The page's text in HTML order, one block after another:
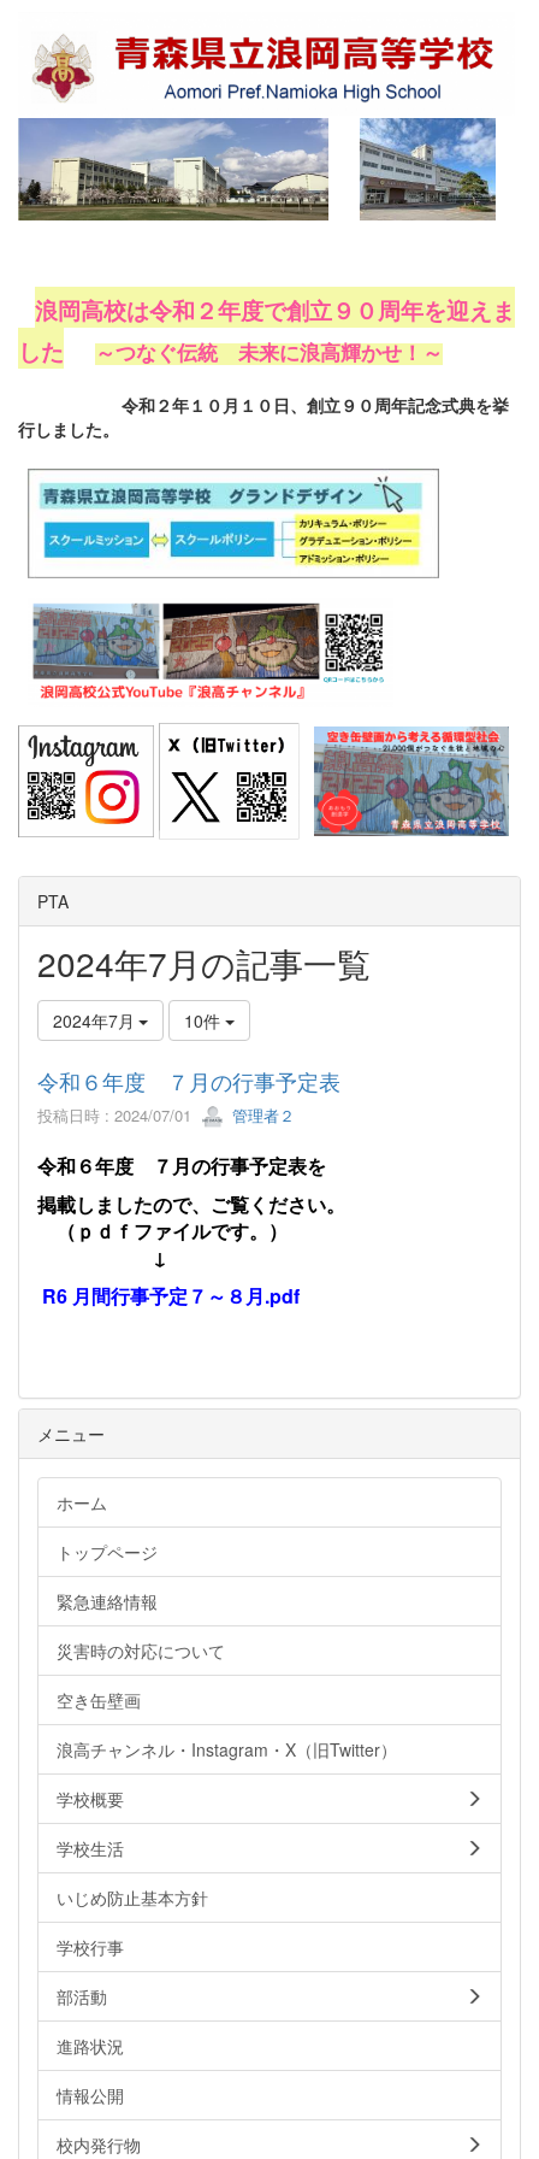
浪岡高校は令和２年度で創立９０周年を迎えま
した
～つなぐ伝統 未来に浪高輝かせ！～
令和２年１０月１０日、創立９０周年記念式典を挙
行しました。
PTA
2024年7月の記事一覧
2024年7月 10件
令和６年度 ７月の行事予定表
投稿日時 : 2024/07/01 管理者２
令和６年度 ７月の行事予定表を
掲載しましたので、ご覧ください。
（ｐｄｆファイルです。）
↓
R6 月間行事予定７～８月.pdf
メニュー
ホーム
トップページ
緊急連絡情報
災害時の対応について
空き缶壁画
浪高チャンネル・Instagram・X（旧Twitter）
学校概要
学校生活
いじめ防止基本方針
学校行事
部活動
進路状況
情報公開
校内発行物